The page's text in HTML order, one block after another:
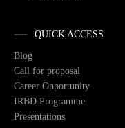
QUICK ACCESS
Blog
Call for proposal
Career Opportunity
IRBD Programme
Presentations